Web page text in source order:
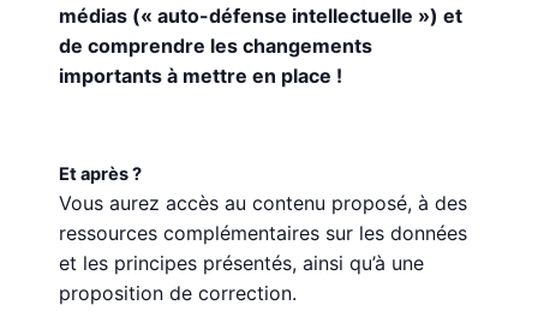
médias (« auto-défense intellectuelle ») et
de comprendre les changements
importants à mettre en place !
Et après ?
Vous aurez accès au contenu proposé, à des
ressources complémentaires sur les données
et les principes présentés, ainsi qu’à une
proposition de correction.